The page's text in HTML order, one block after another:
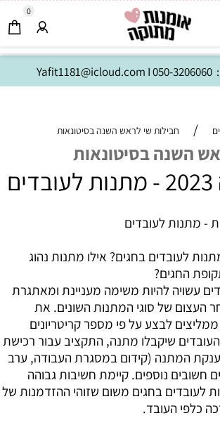
Yafit1181@icloud.com I050-3206060
0
/ חבילות שי לראש השנה בסיטונאות
השנה בסיטונאות
- מתנות לעובדים
לעובדים בחגים? אילו מתנות נהוג
החגים?
עשויה להיות משימה מעניינת ומאתגרת
העצום של סוגי המתנות השונים. את
לבצע על פי מספר קריטריונים
העובדים שיקבלו מתנה, התקציב עבור רכישת
המתנה (קידום במסגרת העבודה, ערב
חשובים נוספים. קיימת חשיבות גבוהה
לעובדים בחגים משום שזוהי ההזדמנות של
כלפי העובד.